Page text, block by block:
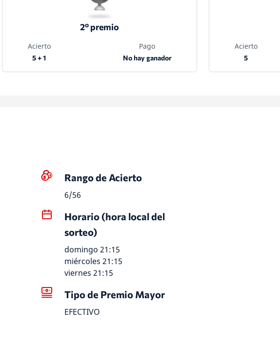
2º premio
Acierto
5 + 1
Pago
No hay ganador
Acierto
5
Rango de Acierto
6/56
Horario (hora local del
sorteo)
domingo 21:15
miércoles 21:15
viernes 21:15
Tipo de Premio Mayor
EFECTIVO